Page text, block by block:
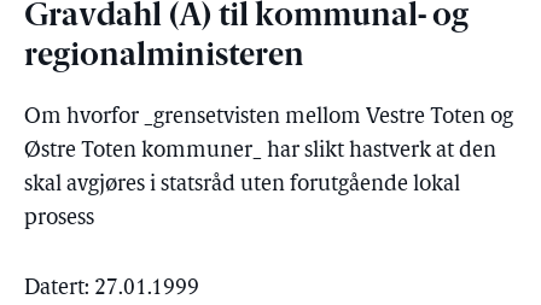
Gravdahl (A) til kommunal- og
regionalministeren
Om hvorfor _grensetvisten mellom Vestre Toten og
Østre Toten kommuner_ har slikt hastverk at den
skal avgjøres i statsråd uten forutgående lokal
prosess
Datert: 27.01.1999